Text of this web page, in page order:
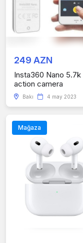
249 AZN
Insta360 Nano 5.7k
action camera
Bakı 4 may 2023
Mağaza